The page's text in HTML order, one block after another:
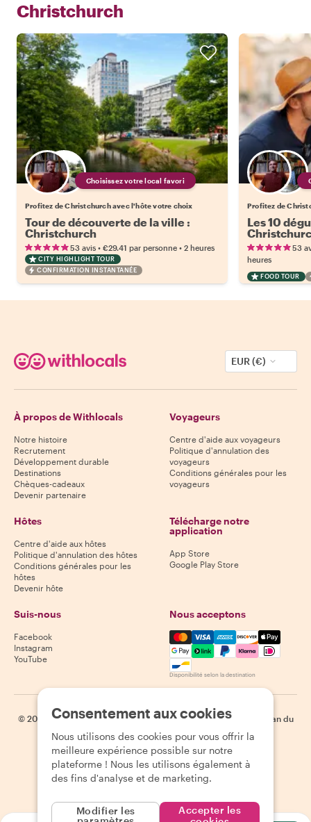
Christchurch
Choisissez votre local favori
Profitez de Christchurch avec l'hôte votre choix
Tour de découverte de la ville :
Christchurch
53 avis • €29.41 par personne • 2 heures
CITY HIGHLIGHT TOUR
CONFIRMATION INSTANTANÉE
Profitez de
Les 10
53
heures
FOOD TOUR
EUR (€)
À propos de Withlocals
Notre histoire
Recrutement
Développement durable
Destinations
Chèques-cadeaux
Devenir partenaire
Voyageurs
Centre d'aide aux voyageurs
Politique d'annulation des
voyageurs
Conditions générales pour les
voyageurs
Hôtes
Centre d'aide aux hôtes
Politique d'annulation des hôtes
Conditions générales pour les
hôtes
Devenir hôte
Télécharge notre
application
App Store
Google Play Store
Suis-nous
Facebook
Instagram
YouTube
Nous acceptons
Mastercard, Visa, Amex,
Disponibilité selon la destination
© 2026 Withlocals.com | Politique de confidentialité | Cookies
Plan du
site
Consentement aux cookies
Nous utilisons des cookies pour vous offrir la
meilleure expérience possible sur notre
plateforme ! Nous les utilisons également à
des fins d'analyse et de marketing.
Modifier les
Accepter les